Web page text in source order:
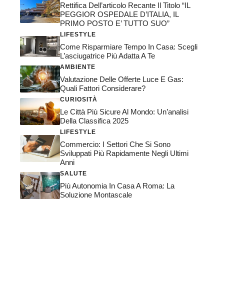
Rettifica Dell’articolo Recante Il Titolo “IL
PEGGIOR OSPEDALE D’ITALIA, IL
PRIMO POSTO E’ TUTTO SUO”
LIFESTYLE
Come Risparmiare Tempo In Casa: Scegli
L’asciugatrice Più Adatta A Te
AMBIENTE
Valutazione Delle Offerte Luce E Gas:
Quali Fattori Considerare?
CURIOSITÀ
Le Città Più Sicure Al Mondo: Un’analisi
Della Classifica 2025
LIFESTYLE
Commercio: I Settori Che Si Sono
Sviluppati Più Rapidamente Negli Ultimi
Anni
SALUTE
Più Autonomia In Casa A Roma: La
Soluzione Montascale